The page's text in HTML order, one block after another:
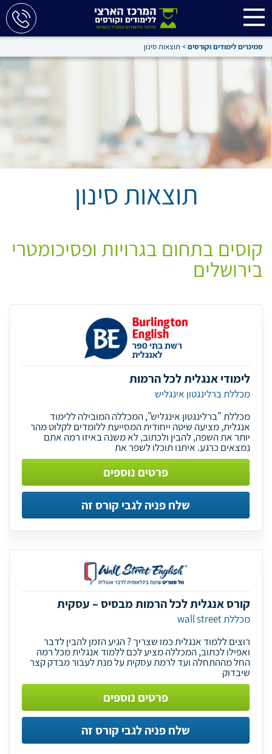
סמינרים לימודים וקורסים> תוצאות סינון
תוצאות סינון
קוסים בתחום בגרויות ופסיכומטרי
בירושלים
לימודי אנגלית לכל הרמות
מכללת ברלינגטון אינגליש
מכללת "ברלינגטון אינגליש", המכללה המובילה ללימוד
אנגלית, מציעה שיטה ייחודית המסייעת ללומדים לקלוט מהר
יותר את השפה, להבין ולכתוב, לא משנה באיזו רמה אתם
נמצאים כרגע. איתנו תוכלו לשפר את
פרטים נוספים
שלח פניה לגבי קורס זה
קורס אנגלית לכל הרמות מבסיס – עסקית
מכללת wall street
רוצים ללמוד אנגלית כמו שצריך ? הגיע הזמן להבין לדבר
ואפילו לכתוב, המכללה מציע לכם ללמוד אנגלית מכל רמה
החל מההתחלה ועד לרמת עסקית על מנת לעבור מבדק קצר
שיבדוק
פרטים נוספים
שלח פניה לגבי קורס זה